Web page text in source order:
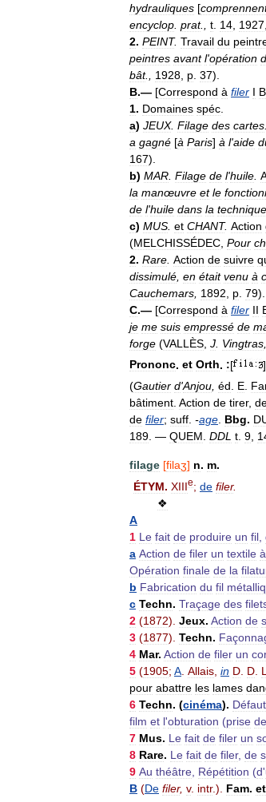
hydrauliques [
encyclop prat., t 14 1927
2. PEINT. Travail du
peintres avant l'opération
bât., 1928 p 37).
B.— [Correspond à filer I B
1. Domaines spéc
a) JEUX. Filage des cartes
a gagné [à Paris] à l'aide
167).
b) MAR Filage de l'huile
la manœuvre et le
de l'huile dans la technique
c) MUS et CHANT. Action
(MELCHISSÉDEC Pour
2. Rare Action de suivre
dissimulé en était venu à
Cauchemars 1892 p 79).
C.— [Correspond à filer II
je me suis empressé de
forge (VALLÈS J Vingtras
Prononc. et Orth. :[ ].
(Gautier d'Anjou éd E
bâtiment Action de tirer,
de filer; suff -age Bbg.
189 . — QUEM DDL t 9
filage [filaʒ] n. m.
ÉTYM. XIIIe; de filer.
❖
A
1 Le fait de produire un fil
a Action de filer un textile à
Opération finale de la
b Fabrication du fil
c Techn. Traçage des
2 (1872). Jeux. Action de
3 (1877). Techn.
4 Mar. Action de filer un
5 (1905; A Allais in D D L
pour abattre les lames
6 Techn. (cinéma). Défaut
film et l'obturation (prise de
7 Mus. Le fait de filer un
8 Rare. Le fait de filer, de
9 Au théâtre Répétition (d'
B (De filer, v. intr.). Fam. et